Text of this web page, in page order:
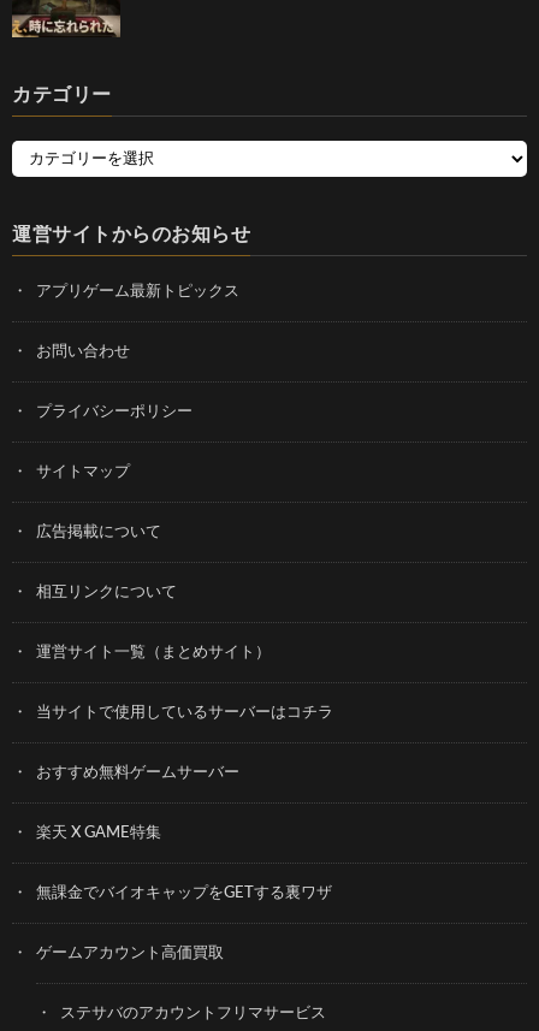
カテゴリー
運営サイトからのお知らせ
アプリゲーム最新トピックス
お問い合わせ
プライバシーポリシー
サイトマップ
広告掲載について
相互リンクについて
運営サイト一覧（まとめサイト）
当サイトで使用しているサーバーはコチラ
おすすめ無料ゲームサーバー
楽天 X GAME特集
無課金でバイオキャップをGETする裏ワザ
ゲームアカウント高価買取
ステサバのアカウントフリマサービス